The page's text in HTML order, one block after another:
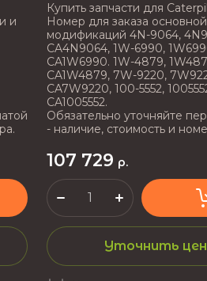
и
Купить запчасти для
Номер для заказа
модификаций 4N-9064,
CA4N9064, 1W-6990,
CA1W6990. 1W-4879,
CA1W4879, 7W-9220,
CA7W9220, 100-5552,
CA1005552.
Обязательно уточняйте
- наличие, стоимость и
107 729 р.
Уточнить